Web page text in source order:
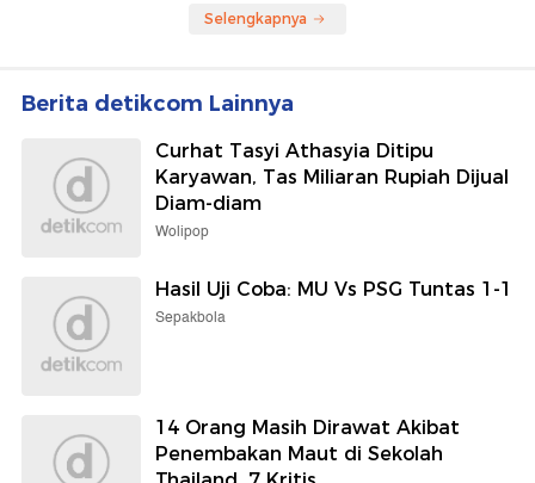
Selengkapnya
Berita detikcom Lainnya
Curhat Tasyi Athasyia Ditipu
Karyawan, Tas Miliaran Rupiah Dijual
Diam-diam
Wolipop
Hasil Uji Coba: MU Vs PSG Tuntas 1-1
Sepakbola
14 Orang Masih Dirawat Akibat
Penembakan Maut di Sekolah